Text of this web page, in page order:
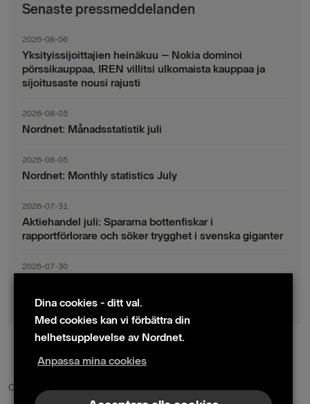
Senaste pressmeddelanden
2026-08-06
Yksityissijoittajien heinäkuu – Nokia dominoi
pörssikauppaa, IREN villitsi ulkomaista kauppaa ja
sijoitusaste nousi rajusti
2026-08-05
Nordnet: Månadsstatistik juli
2026-08-05
Nordnet: Monthly statistics July
2026-07-31
Aktiehandel juli: Spararna bottenfiskar i
rapportförlorare och söker trygghet i svenska giganter
2026-07-30
indexsparandet ligger fast
© 2024 Nordnet AB (publ)
Cookie policy|Kontakta oss|Presskontakter
Dina cookies - ditt val.
Med cookies kan vi förbättra din
helhetsupplevelse av Nordnet.
Anpassa mina cookies